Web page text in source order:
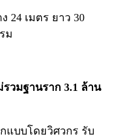
24 เมตร ยาว 30
ม
รวมฐานราก 3.1 ล้าน
แบบโดยวิศวกร รับ